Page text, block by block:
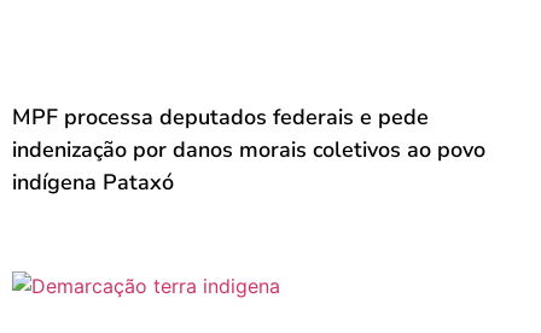
MPF processa deputados federais e pede
indenização por danos morais coletivos ao povo
indígena Pataxó